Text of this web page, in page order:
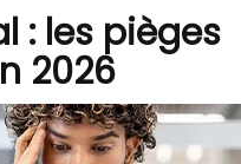
: les pièges
2026